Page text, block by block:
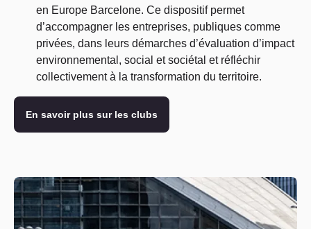
en Europe Barcelone. Ce dispositif permet
d’accompagner les entreprises, publiques comme
privées, dans leurs démarches d’évaluation d’impact
environnemental, social et sociétal et réfléchir
collectivement à la transformation du territoire.
En savoir plus sur les clubs